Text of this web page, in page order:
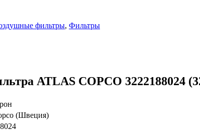
фильтры, Фильтры
ATLAS COPCO 3222188024
(Швеция)